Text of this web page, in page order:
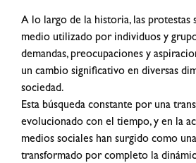
A lo largo de la historia, las protestas
medio utilizado por individuos y
demandas, preocupaciones y
un cambio significativo en diversas
sociedad.
Esta búsqueda constante por una
evolucionado con el tiempo, y en la
medios sociales han surgido como
transformado por completo la